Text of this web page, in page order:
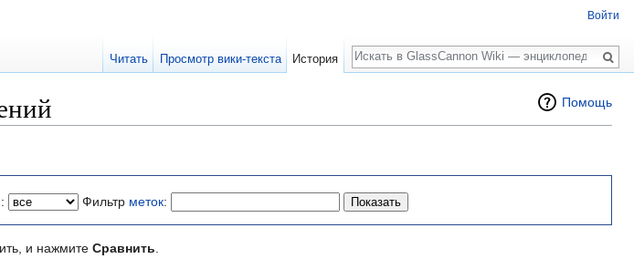
Помощь
Фильтр меток:
и нажмите Сравнить
Войти
Читать Просмотр вики-текста История
Поиск